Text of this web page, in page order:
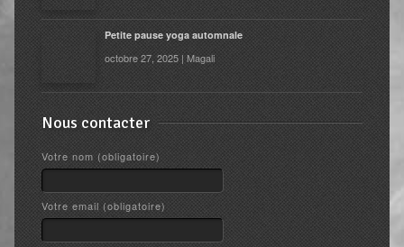
Petite pause yoga automnale
octobre 27, 2025 | Magali
Nous contacter
Votre nom (obligatoire)
Votre email (obligatoire)